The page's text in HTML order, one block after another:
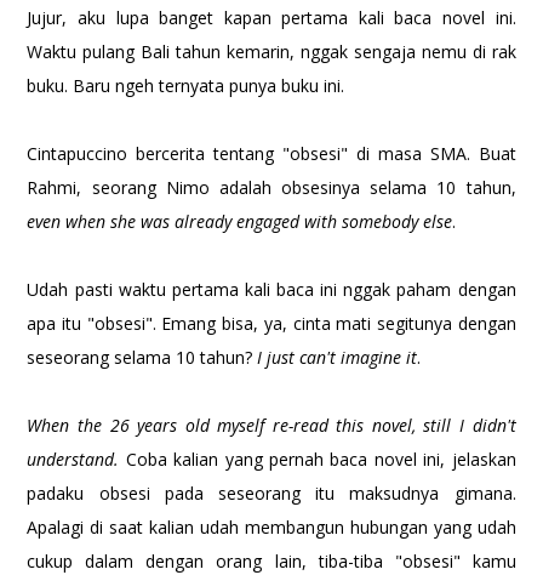
Jujur, aku lupa banget kapan pertama kali baca novel ini.
Waktu pulang Bali tahun kemarin, nggak sengaja nemu di rak
buku. Baru ngeh ternyata punya buku ini.
Cintapuccino bercerita tentang "obsesi" di masa SMA. Buat
Rahmi, seorang Nimo adalah obsesinya selama 10 tahun,
even when she was already engaged with somebody else.
Udah pasti waktu pertama kali baca ini nggak paham dengan
apa itu "obsesi". Emang bisa, ya, cinta mati segitunya dengan
seseorang selama 10 tahun? I just can't imagine it.
When the 26 years old myself re-read this novel, still I didn't
understand. Coba kalian yang pernah baca novel ini, jelaskan
padaku obsesi pada seseorang itu maksudnya gimana.
Apalagi di saat kalian udah membangun hubungan yang udah
cukup dalam dengan orang lain, tiba-tiba "obsesi" kamu